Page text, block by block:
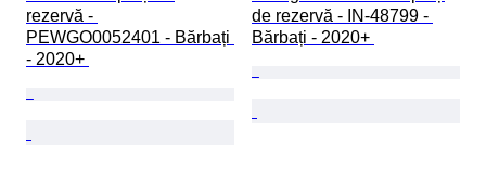
rezervă -
PEWGO0052401 - Bărbați
- 2020+
de rezervă - IN-48799 -
Bărbați - 2020+